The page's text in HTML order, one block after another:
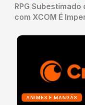
RPG
com XCOM É
ANIMES E MANGÁS